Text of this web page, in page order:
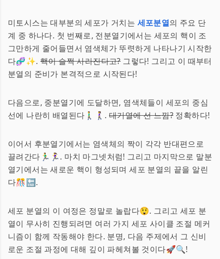
미토시스는 대부분의 세포가 거치는 세포분열의 주요 단
계 중 하나다. 첫 번째로, 전분열기에서는 세포의 핵이 조
그만하게 줄어들면서 염색체가 뚜렷하게 나타나기 시작한
다🧬✨. 핵이 슬쩍 사라진다고?그렇다! 그리고 이 때부터
분열의 준비가 본격적으로 시작된다!
다음으로, 중분열기에 도달하면, 염색체들이 세포의 중심
선에 나란히 배열된다🚶‍♂️🚶‍♀️. 대기열에 선 느낌? 정확하다!
이어서 후분열기에서는 염색체의 짝이 각각 반대편으로
끌려간다🏃‍♂️🏃‍♀️. 마치 마그넷처럼! 그리고 마지막으로 말분
열기에서는 새로운 핵이 형성되며 세포 분열의 끝을 알린
다🎊🔚.
세포 분열의 이 여정은 정말로 놀랍다😲. 그리고 세포 분
열이 무사히 진행되려면 여러 가지 세포 사이클 조절 메커
니즘이 함께 작동해야 한다. 분명, 다음 주제에서 그 신비
로운 조절 과정에 대해 깊이 파헤쳐볼 것이다🚀🔍!